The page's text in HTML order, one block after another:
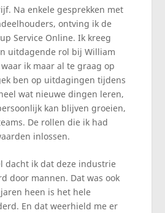
Na enkele gesprekken met
ontving ik de
Service Online. Ik kreeg
uitdagende rol bij William
ik maar al te graag op
ben op uitdagingen tijdens
wat nieuwe dingen leren,
kan blijven groeien,
De rollen die ik had
inlossen.
dacht ik dat deze industrie
door mannen. Dat was ook
heen is het hele
En dat weerhield me er